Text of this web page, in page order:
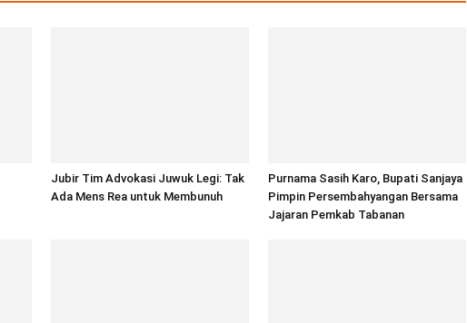
Jubir Tim Advokasi Juwuk Legi: Tak
Ada Mens Rea untuk Membunuh
Purnama Sasih Karo, Bupati Sanjaya
Pimpin Persembahyangan Bersama
Jajaran Pemkab Tabanan